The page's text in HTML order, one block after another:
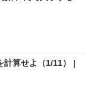
計算せよ（1/11） |